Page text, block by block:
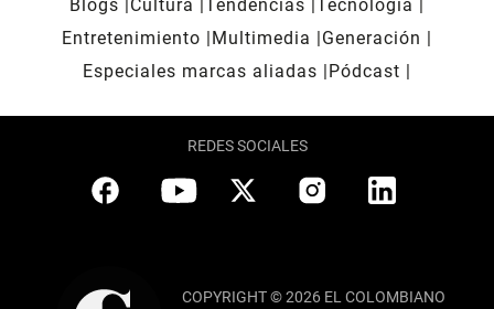
Blogs
Cultura Tendencias Tecnología
Entretenimiento
Multimedia
Generación
Especiales marcas aliadas
Pódcast
REDES SOCIALES
COPYRIGHT © 2026 EL COLOMBIANO